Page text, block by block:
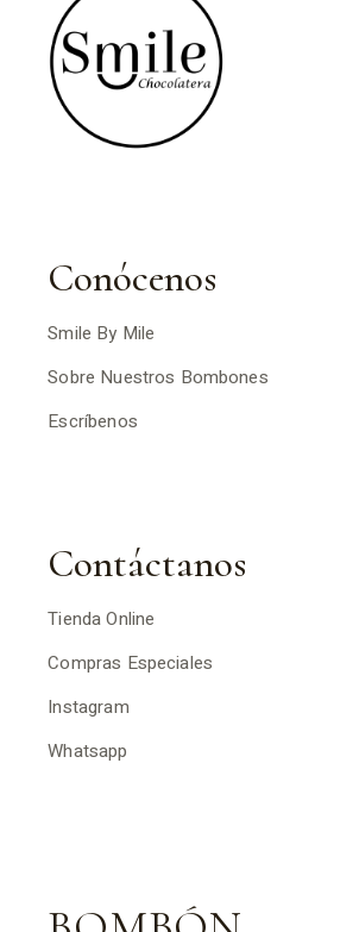
Conócenos
Smile By Mile
Sobre Nuestros Bombones
Escríbenos
Contáctanos
Tienda Online
Compras Especiales
Instagram
Whatsapp